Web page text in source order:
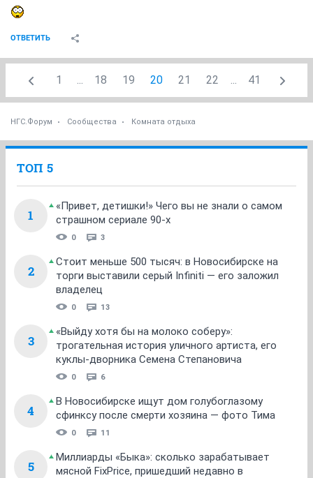
ОТВЕТИТЬ
1 ... 18 19 20 21 22 ... 41
НГС.Форум Сообщества Комната отдыха
ТОП 5
1
«Привет, детишки!» Чего вы не знали о самом
страшном сериале 90-х
0 3
2
Стоит меньше 500 тысяч: в Новосибирске на
торги выставили серый Infiniti — его заложил
владелец
0 13
3
«Выйду хотя бы на молоко соберу»:
трогательная история уличного артиста, его
куклы-дворника Семена Степановича
0 6
4
В Новосибирске ищут дом голубоглазому
сфинксу после смерти хозяина — фото Тима
0 11
5
Миллиарды «Быка»: сколько зарабатывает
мясной FixPrice, пришедший недавно в